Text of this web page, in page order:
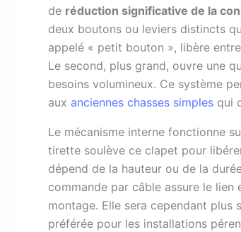
de réduction significative de la
deux boutons ou leviers distincts
appelé « petit bouton », libère
Le second, plus grand, ouvre une
besoins volumineux. Ce système
aux anciennes chasses simples qui
Le mécanisme interne fonctionne
tirette soulève ce clapet pour
dépend de la hauteur ou de la
commande par câble assure le
montage. Elle sera cependant plus
préférée pour les installations